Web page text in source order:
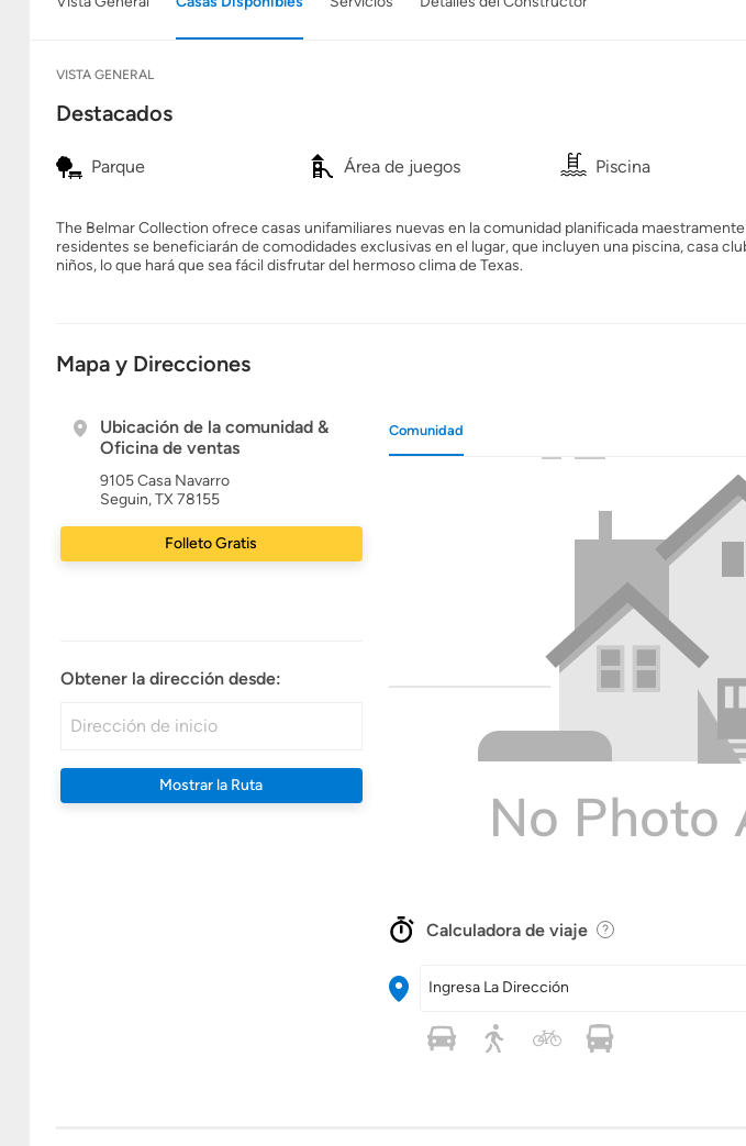
VISTA GENERAL
Destacados
Parque Área de juegos Piscina
The Belmar Collection ofrece casas unifamiliares nuevas en la comunidad planificada maestramente
residentes se beneficiarán de comodidades exclusivas en el lugar, que incluyen una piscina, casa
niños, lo que hará que sea fácil disfrutar del hermoso clima de Texas.
Mapa y Direcciones
Ubicación de la comunidad &
Oficina de ventas
9105 Casa Navarro
Seguin, TX 78155
Folleto Gratis
Obtener la dirección desde:
Mostrar la Ruta
Comunidad
Calculadora de viaje
Ingresa La Dirección